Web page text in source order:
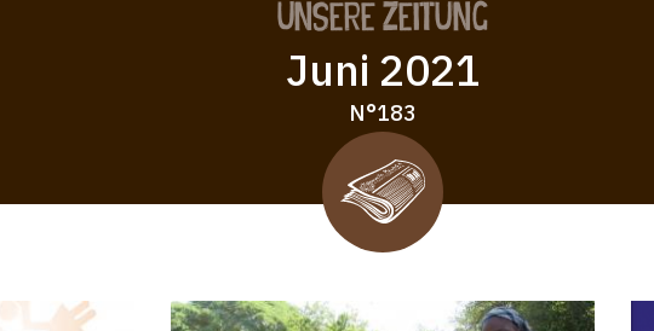
Unsere Zeitung
Juni 2021
N°183